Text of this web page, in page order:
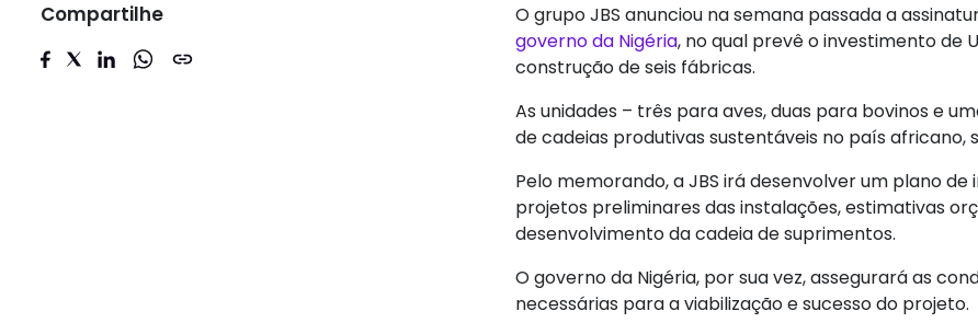
Compartilhe O grupo JBS anunciou na semana passada a
governo da Nigéria, no qual prevê o investimento de
construção de seis fábricas.
As unidades – três para aves, duas para bovinos e
de cadeias produtivas sustentáveis no país africano,
Pelo memorando, a JBS irá desenvolver um plano
projetos preliminares das instalações, estimativas
desenvolvimento da cadeia de suprimentos.
O governo da Nigéria, por sua vez, assegurará as
necessárias para a viabilização e sucesso do projeto.